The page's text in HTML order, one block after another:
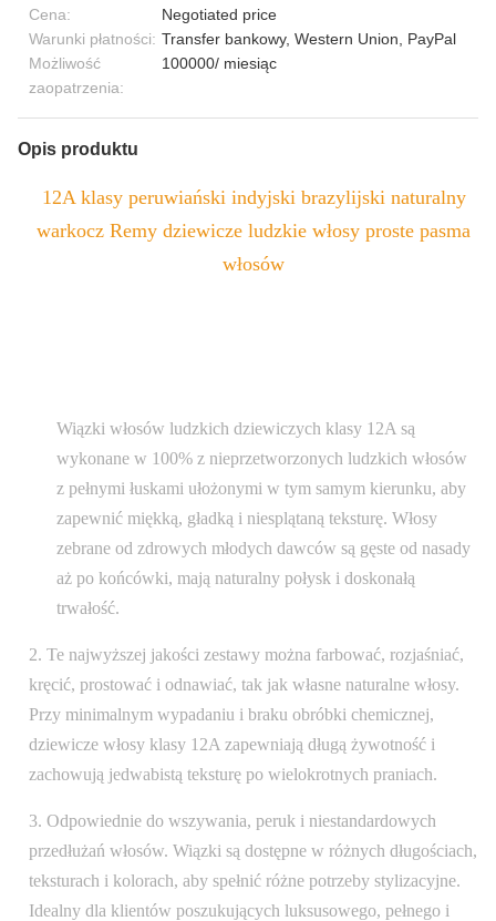
Cena:
Negotiated price
Warunki płatności: Transfer bankowy, Western Union, PayPal
Możliwość
zaopatrzenia:
100000/ miesiąc
Opis produktu
12A klasy peruwiański indyjski brazylijski naturalny
warkocz Remy dziewicze ludzkie włosy proste pasma
włosów
Wiązki włosów ludzkich dziewiczych klasy 12A są
wykonane w 100% z nieprzetworzonych ludzkich włosów
z pełnymi łuskami ułożonymi w tym samym kierunku, aby
zapewnić miękką, gładką i niesplątaną teksturę. Włosy
zebrane od zdrowych młodych dawców są gęste od nasady
aż po końcówki, mają naturalny połysk i doskonałą
trwałość.
2. Te najwyższej jakości zestawy można farbować, rozjaśniać,
kręcić, prostować i odnawiać, tak jak własne naturalne włosy.
Przy minimalnym wypadaniu i braku obróbki chemicznej,
dziewicze włosy klasy 12A zapewniają długą żywotność i
zachowują jedwabistą teksturę po wielokrotnych praniach.
3. Odpowiednie do wszywania, peruk i niestandardowych
przedłużań włosów. Wiązki są dostępne w różnych długościach,
teksturach i kolorach, aby spełnić różne potrzeby stylizacyjne.
Idealny dla klientów poszukujących luksusowego, pełnego i